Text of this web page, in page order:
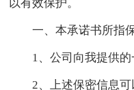
以有效保护。
一、本承诺书所指保
1、公司向我提供的
2、上述保密信息可